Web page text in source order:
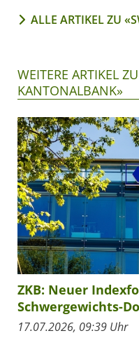
ALLE ARTIKEL ZU
WEITERE ARTIKEL
KANTONALBANK»
ZKB: Neuer
Schwergewichts-
17.07.2026, 09:39 Uhr